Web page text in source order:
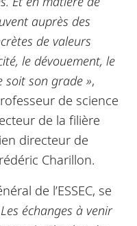
auprès des
de valeurs
le dévouement, le
soit son grade »,
de science
de la filière
directeur de
Charillon.
de l’ESSEC, se
échanges à venir